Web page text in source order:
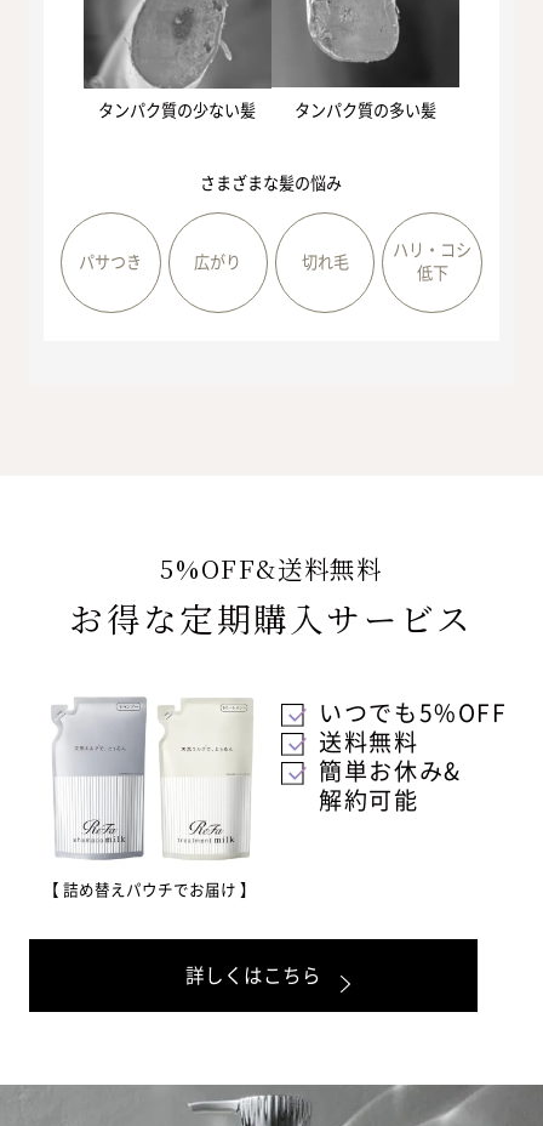
タンパク質の少ない髪 タンパク質の多い髪
さまざまな髪の悩み
パサつき 広がり 切れ毛
ハリ・コシ
低下
5%OFF&送料無料
お得な定期購入サービス
【 詰め替えパウチでお届け 】
いつでも5%OFF
送料無料
簡単お休み&
解約可能
詳しくはこちら